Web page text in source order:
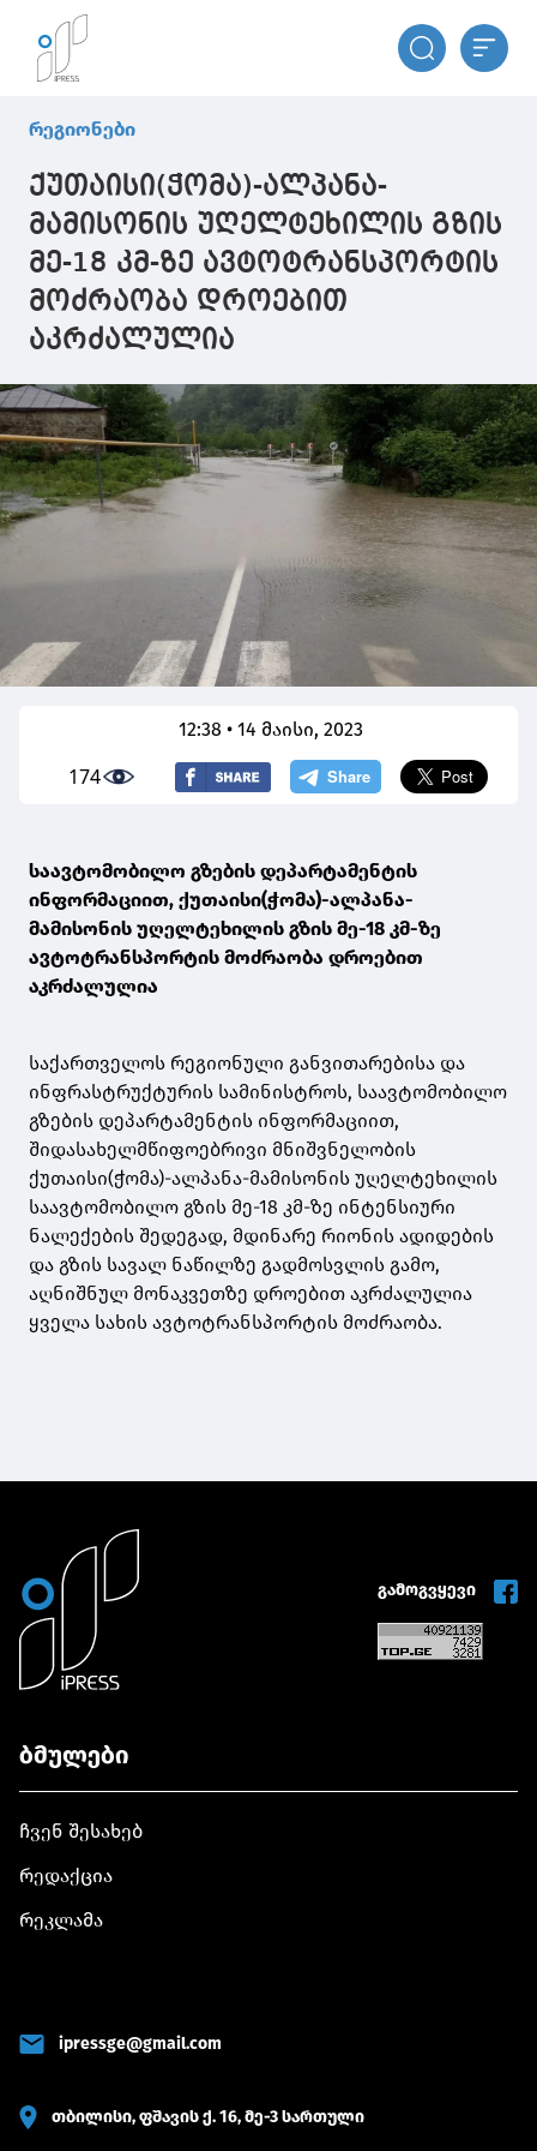
რეგიონები
ქუთაისი(ჭომა)-ალპანა-
მამისონის უღელტეხილის გზის
მე-18 კმ-ზე ავტოტრანსპორტის
მოძრაობა დროებით
აკრძალულია
12:38 • 14 მაისი, 2023
174
საავტომობილო გზების დეპარტამენტის
ინფორმაციით, ქუთაისი(ჭომა)-ალპანა-
მამისონის უღელტეხილის გზის მე-18 კმ-ზე
ავტოტრანსპორტის მოძრაობა დროებით
აკრძალულია
საქართველოს რეგიონული განვითარებისა და
ინფრასტრუქტურის სამინისტროს, საავტომობილო
გზების დეპარტამენტის ინფორმაციით,
შიდასახელმწიფოებრივი მნიშვნელობის
ქუთაისი(ჭომა)-ალპანა-მამისონის უღელტეხილის
საავტომობილო გზის მე-18 კმ-ზე ინტენსიური
ნალექების შედეგად, მდინარე რიონის ადიდების
და გზის სავალ ნაწილზე გადმოსვლის გამო,
აღნიშნულ მონაკვეთზე დროებით აკრძალულია
ყველა სახის ავტოტრანსპორტის მოძრაობა.
გამოგვყევი
ბმულები
ჩვენ შესახებ
რედაქცია
რეკლამა
ipressge@gmail.com
თბილისი, ფშავის ქ. 16, მე-3 სართული